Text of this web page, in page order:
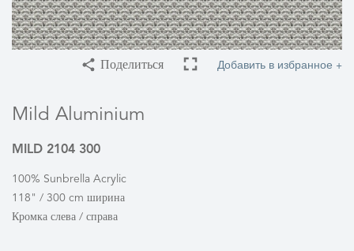
Поделиться Добавить в избранное +
Mild Aluminium
MILD 2104 300
100% Sunbrella Acrylic
118" / 300 cm ширина
Кромка слева / справа